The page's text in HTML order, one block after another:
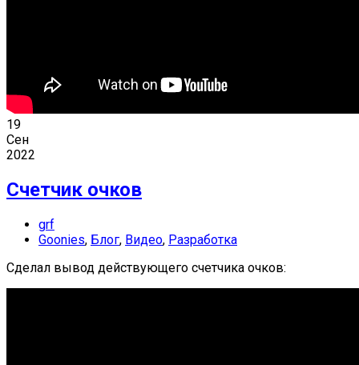
19
Сен
2022
Счетчик очков
grf
Goonies, Блог, Видео, Разработка
Сделал вывод действующего счетчика очков: